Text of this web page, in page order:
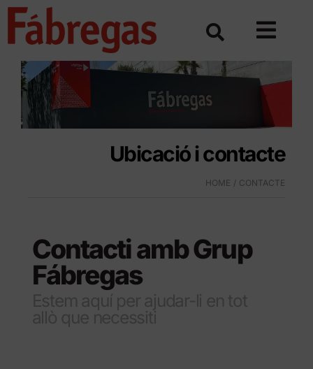
Skip
Ubicació i contacte
HOME CONTACTE
Contacti amb Grup
Fábregas